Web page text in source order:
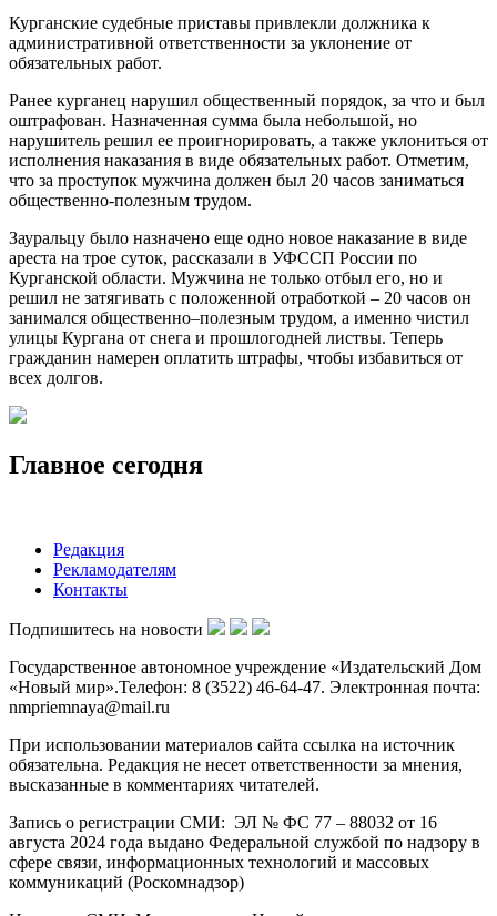
Курганские судебные приставы привлекли должника к
административной ответственности за уклонение от
обязательных работ.
Ранее курганец нарушил общественный порядок, за что и был
оштрафован. Назначенная сумма была небольшой, но
нарушитель решил ее проигнорировать, а также уклониться от
исполнения наказания в виде обязательных работ. Отметим,
что за проступок мужчина должен был 20 часов заниматься
общественно-полезным трудом.
Зауральцу было назначено еще одно новое наказание в виде
ареста на трое суток, рассказали в УФССП России по
Курганской области. Мужчина не только отбыл его, но и
решил не затягивать с положенной отработкой – 20 часов он
занимался общественно–полезным трудом, а именно чистил
улицы Кургана от снега и прошлогодней листвы. Теперь
гражданин намерен оплатить штрафы, чтобы избавиться от
всех долгов.
Главное сегодня
Редакция
Рекламодателям
Контакты
Подпишитесь на новости
Государственное автономное учреждение «Издательский Дом
«Новый мир».Телефон: 8 (3522) 46-64-47. Электронная почта:
nmpriemnaya@mail.ru
При использовании материалов сайта ссылка на источник
обязательна. Редакция не несет ответственности за мнения,
высказанные в комментариях читателей.
Запись о регистрации СМИ: ЭЛ № ФС 77 – 88032 от 16
августа 2024 года выдано Федеральной службой по надзору в
сфере связи, информационных технологий и массовых
коммуникаций (Роскомнадзор)